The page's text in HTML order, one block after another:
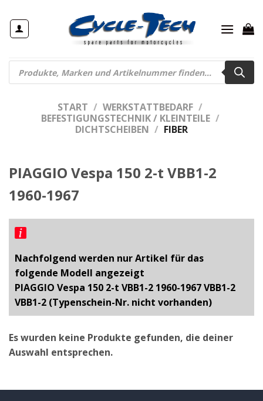
Inhalt
springen
Products
search
START / WERKSTATTBEDARF /
BEFESTIGUNGSTECHNIK / KLEINTEILE /
DICHTSCHEIBEN / FIBER
PIAGGIO Vespa 150 2-t VBB1-2
1960-1967
Nachfolgend werden nur Artikel für das
folgende Modell angezeigt
PIAGGIO Vespa 150 2-t VBB1-2 1960-1967 VBB1-2
VBB1-2 (Typenschein-Nr. nicht vorhanden)
Es wurden keine Produkte gefunden, die deiner
Auswahl entsprechen.